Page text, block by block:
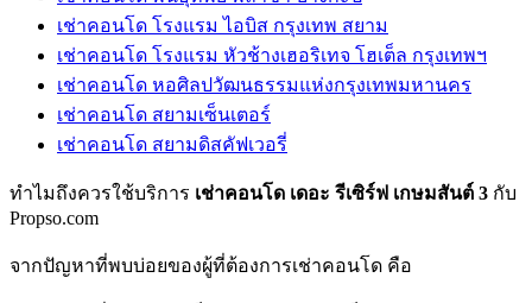
เช่าคอนโด โรงแรม ไอบิส กรุงเทพ สยาม
เช่าคอนโด โรงแรม หัวช้างเฮอริเทจ โฮเต็ล กรุงเทพฯ
เช่าคอนโด หอศิลปวัฒนธรรมแห่งกรุงเทพมหานคร
เช่าคอนโด สยามเซ็นเตอร์
เช่าคอนโด สยามดิสคัฟเวอรี่
ทำไมถึงควรใช้บริการ เช่าคอนโด เดอะ รีเซิร์ฟ เกษมสันต์ 3 กับ
Propso.com
จากปัญหาที่พบบ่อยของผู้ที่ต้องการเช่าคอนโด คือ